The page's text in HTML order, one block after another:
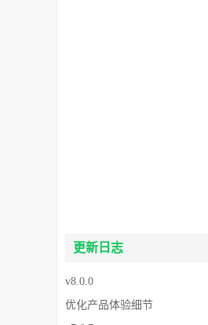
更新日志
v8.0.0
优化产品体验细节